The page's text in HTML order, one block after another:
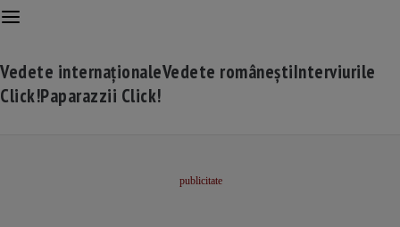
Vedete internaționaleVedete româneștiInterviurile
Click!Paparazzii Click!